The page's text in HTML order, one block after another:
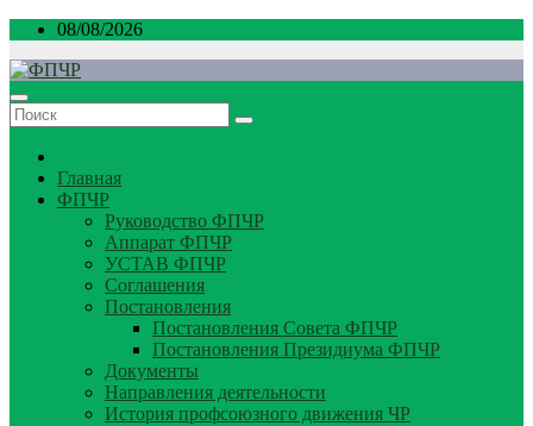
Перейти
содержимому
08/08/2026
Главная
ФПЧР
Руководство ФПЧР
Аппарат ФПЧР
УСТАВ ФПЧР
Соглашения
Постановления
Постановления Совета ФПЧР
Постановления Президиума ФПЧР
Документы
Направления деятельности
История профсоюзного движения ЧР